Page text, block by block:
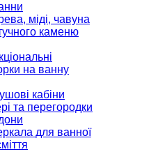
міді, чавуна
каменю
на ванну
кабіни
та перегородки
для ванної